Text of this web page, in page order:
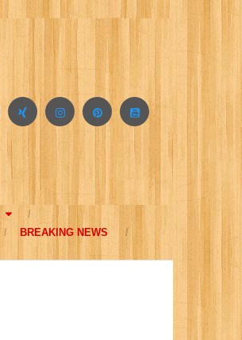
BREAKING NEWS